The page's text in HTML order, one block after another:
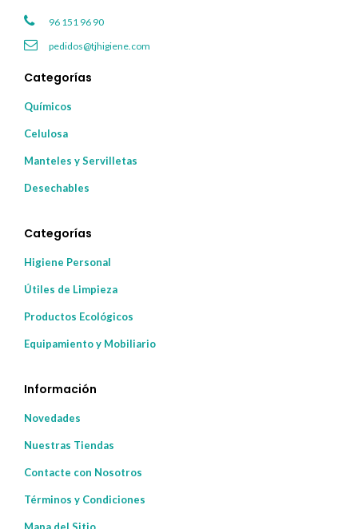
96 151 96 90
pedidos@tjhigiene.com
Categorías
Químicos
Celulosa
Manteles y Servilletas
Desechables
Categorías
Higiene Personal
Útiles de Limpieza
Productos Ecológicos
Equipamiento y Mobiliario
Información
Novedades
Nuestras Tiendas
Contacte con Nosotros
Términos y Condiciones